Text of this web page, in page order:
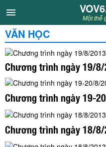
VOV6.VOV.VN
CHUYÊN MỤC
Khách VOV6
Văn học
Nghệ thuật
Sân khấu
Một thế
VĂN HỌC
Chương trình ngày 19/
Chương trình ngày 19-
Chương trình ngày 18/